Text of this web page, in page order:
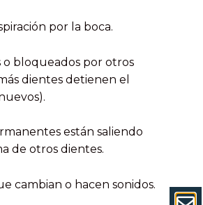
por la boca.
o bloqueados por otros
dientes detienen el
están saliendo
de otros dientes.
cambian o hacen sonidos.